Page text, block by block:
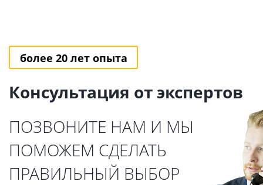
более 20 лет опыта
Консультация от экспертов
ПОЗВОНИТЕ НАМ И МЫ
ПОМОЖЕМ СДЕЛАТЬ
ПРАВИЛЬНЫЙ ВЫБОР